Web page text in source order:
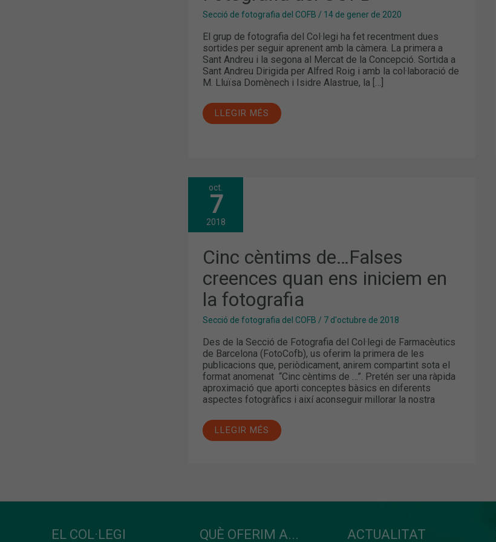
Secció de fotografia del COFB / 14 de gener de 2020
El grup de fotografia del Col·legi ha fet recentment dues
sortides per seguir aprenent amb la càmera. La primera a
Sant Andreu i la segona al Mercat de la Concepció. Sortida a
Sant Andreu Dirigida per Alfred Roig i amb la col·laboració de
M. Lluïsa Domènech i Isidre Alastrue, la […]
LLEGIR MÉS
oct.
7
2018
Cinc cèntims de…Falses
creences quan ens iniciem en
la fotografia
Secció de fotografia del COFB / 7 d'octubre de 2018
Des de la Secció de Fotografia del Col·legi de Farmacèutics
de Barcelona (FotoCofb), us oferim la primera de les
publicacions que, periòdicament, anirem compartint sota el
format anomenat “Cinc cèntims de …”. Pretén ser una ràpida
aproximació que aporti conceptes bàsics en diferents
aspectes fotogràfics i així aconseguir millorar la nostra
CINC
CÈNTIMS
DE…
FALSES
CREENCES
ENS
INICIEM
LA
FOTOGRAFIA
LLEGIR MÉS
EL COL·LEGI QUÈ OFERIM A... ACTUALITAT